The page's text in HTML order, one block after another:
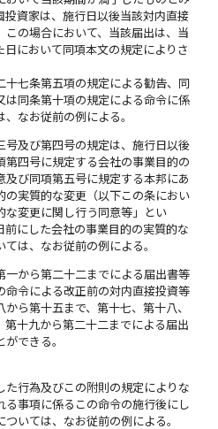
投資家は、施行日以後当該対内直接
の場合において、当該届出は、当
において同項本文の規定によりさ
十七条第五項の規定による勧告、同
は同条第十項の規定による命令に係
なお従前の例による。
号及び第四号の規定は、施行日以後
第四号に規定する会社の事業目的の
及び同項第五号に規定する本邦にあ
の実質的な変更（以下この条におい
な変更に関し行う同意等」とい
前にした会社の事業目的の実質的な
は、なお従前の例による。
一から第二十二までによる届出書等
命令による改正前の対内直接投資等
ら第十五まで、第十七、第十八、
十九から第二十二までによる届出
できる。
た行為及びこの附則の規定によりな
る事項に係るこの命令の施行後にし
いては、なお従前の例による。